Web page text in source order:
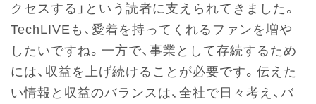
クセスする」という読者に支えられてきました。
TechLIVEも、愛着を持ってくれるファンを増や
したいですね。一方で、事業として存続するため
には、収益を上げ続けることが必要です。伝えた
い情報と収益のバランスは、全社で日々考え、バ